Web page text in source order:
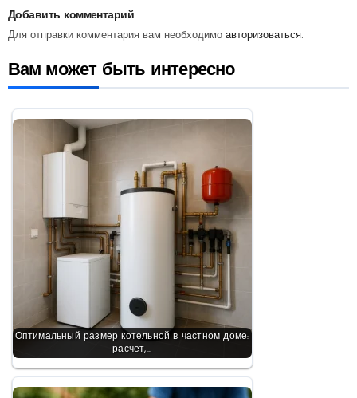
Добавить комментарий
Для отправки комментария вам необходимо авторизоваться.
Вам может быть интересно
Оптимальный размер котельной в частном доме:
расчет,…